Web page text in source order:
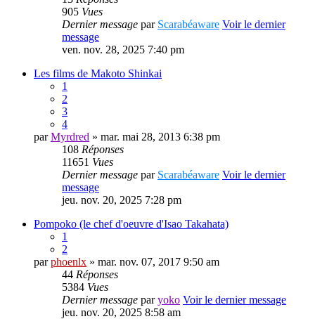
905 Vues
Dernier message par Scarabéaware Voir le dernier
message
ven. nov. 28, 2025 7:40 pm
Les films de Makoto Shinkai
1
2
3
4
parMyrdred » mar. mai 28, 2013 6:38 pm
108 Réponses
11651 Vues
Dernier message par Scarabéaware Voir le dernier
message
jeu. nov. 20, 2025 7:28 pm
Pompoko (le chef d'oeuvre d'Isao Takahata)
1
2
parphoenlx » mar. nov. 07, 2017 9:50 am
44 Réponses
5384 Vues
Dernier message paryoko Voir le dernier message
jeu. nov. 20, 2025 8:58 am